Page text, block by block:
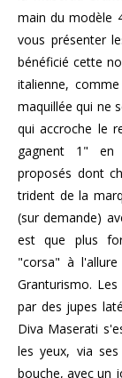
main du modèle
vous présenter
bénéficié cette
italienne,
maquillée qui ne
qui accroche le
gagnent 1" en
proposés dont
trident de la
(sur demande)
est que plus
"corsa" à
Granturismo.
par des jupes
Diva Maserati
les yeux, via
bouche, avec un